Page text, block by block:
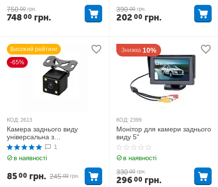
750 00 грн.
74800 грн.
390 00 грн.
202 00 грн.
Високий рейтинг
-65%
КОД: 2613
Камера заднього виду
універсальна з
підсвічуванням CAR CAM 707
1
в наявності
245 00 грн.
8500 грн.
Знижка 10%
КОД: 2399
Монітор для камери заднього
виду 5"
в наявності
330 00 грн.
29600 грн.